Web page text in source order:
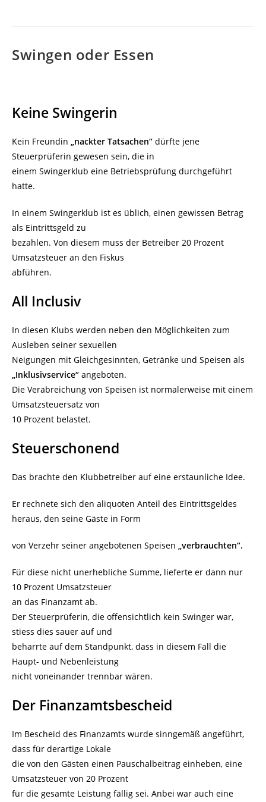
Swingen oder Essen
Keine Swingerin
Kein Freundin „nackter Tatsachen“ dürfte jene
Steuerprüferin gewesen sein, die in
einem Swingerklub eine Betriebsprüfung durchgeführt
hatte.
In einem Swingerklub ist es üblich, einen gewissen Betrag
als Eintrittsgeld zu
bezahlen. Von diesem muss der Betreiber 20 Prozent
Umsatzsteuer an den Fiskus
abführen.
All Inclusiv
In diesen Klubs werden neben den Möglichkeiten zum
Ausleben seiner sexuellen
Neigungen mit Gleichgesinnten, Getränke und Speisen als
„Inklusivservice“ angeboten.
Die Verabreichung von Speisen ist normalerweise mit einem
Umsatzsteuersatz von
10 Prozent belastet.
Steuerschonend
Das brachte den Klubbetreiber auf eine erstaunliche Idee.
Er rechnete sich den aliquoten Anteil des Eintrittsgeldes
heraus, den seine Gäste in Form
von Verzehr seiner angebotenen Speisen „verbrauchten“.
Für diese nicht unerhebliche Summe, lieferte er dann nur
10 Prozent Umsatzsteuer
an das Finanzamt ab.
Der Steuerprüferin, die offensichtlich kein Swinger war,
stiess dies sauer auf und
beharrte auf dem Standpunkt, dass in diesem Fall die
Haupt- und Nebenleistung
nicht voneinander trennbar wären.
Der Finanzamtsbescheid
Im Bescheid des Finanzamts wurde sinngemäß angeführt,
dass für derartige Lokale
die von den Gästen einen Pauschalbeitrag einheben, eine
Umsatzsteuer von 20 Prozent
für die gesamte Leistung fällig sei. Anbei war auch eine